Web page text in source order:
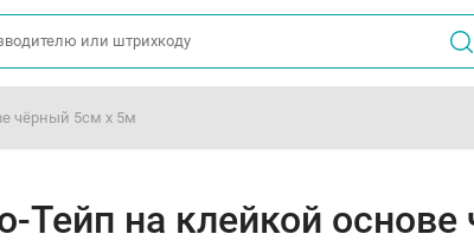
чёрный 5см х 5м
Тейп на клейкой